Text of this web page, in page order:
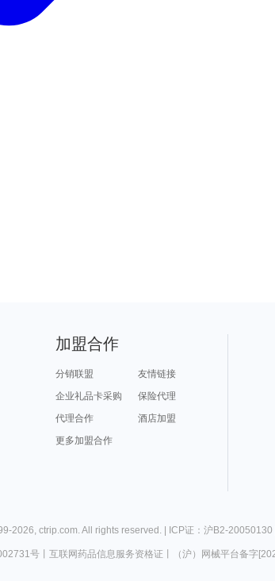
加盟合作
分销联盟
友情链接
企业礼品卡采购
保险代理
代理合作
酒店加盟
更多加盟合作
2026, ctrip.com. All rights reserved. | ICP证：沪B2-20050130
号丨 互联网药品信息服务资格证 （沪）网械平台备字